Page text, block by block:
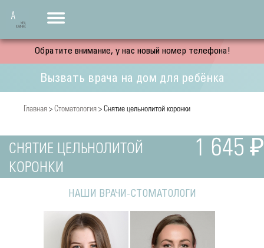
Обратите внимание, у нас новый номер телефона!
Вызвать врача на дом для ребёнка
Главная > Стоматология > Снятие цельнолитой коронки
1 645 ₽
СНЯТИЕ ЦЕЛЬНОЛИТОЙ
КОРОНКИ
НАШИ ВРАЧИ-СТОМАТОЛОГИ